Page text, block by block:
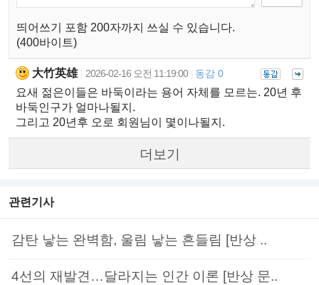
띄어쓰기 포함 200자까지 쓰실 수 있습니다.
(400바이트)
大竹英雄 2026-02-16 오전 11:19:00 동감 0
요새 젊은이들은 바둑이라는 용어 자체를 모르는. 20년 후
바둑인구가 얼마나될지.
그리고 20년후 오로 회원님이 몇이나될지.
더보기
관련기사
감탄 낳는 완벽함, 울림 낳는 흔들림 [반상 ..
4선의 재발견…달라지는 인간 이론 [반상 문..